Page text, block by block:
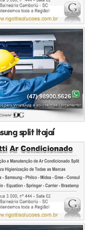
split Itajaí